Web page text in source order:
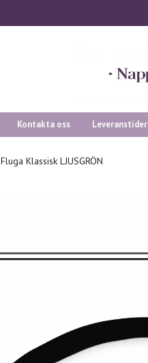
Kontakta oss Leveranstider
Fluga Klassisk LJUSGRÖN